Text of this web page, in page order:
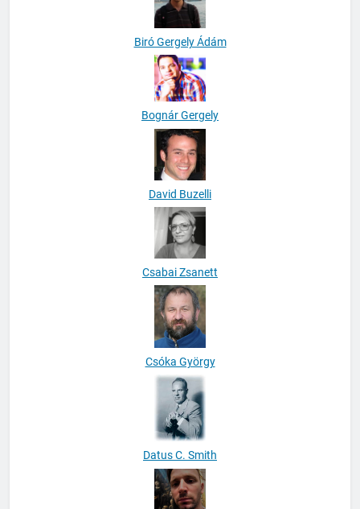
Biró Gergely Ádám
Bognár Gergely
David Buzelli
Csabai Zsanett
Csóka György
Datus C. Smith